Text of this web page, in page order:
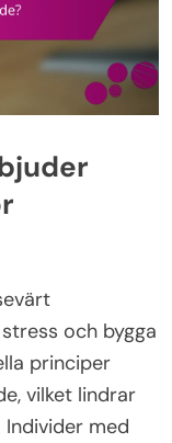
och bygga
principer
vilket lindrar
Individer med